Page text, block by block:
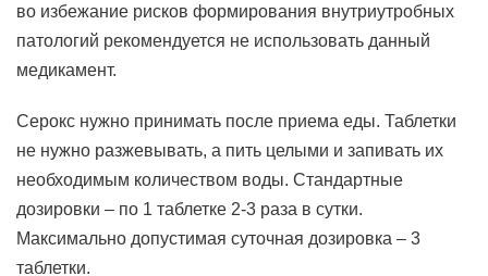
во избежание рисков формирования внутриутробных
патологий рекомендуется не использовать данный
медикамент.
Серокс нужно принимать после приема еды. Таблетки
не нужно разжевывать, а пить целыми и запивать их
необходимым количеством воды. Стандартные
дозировки – по 1 таблетке 2-3 раза в сутки.
Максимально допустимая суточная дозировка – 3
таблетки.